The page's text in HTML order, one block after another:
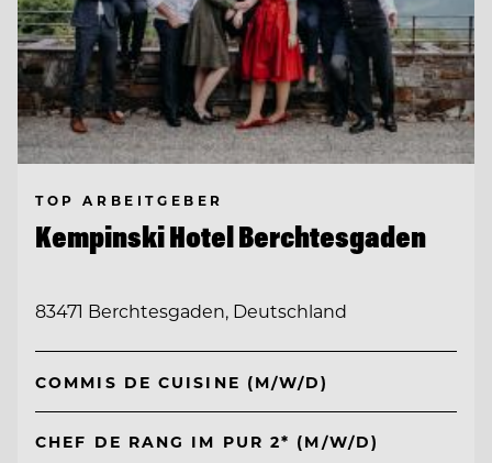
TOP ARBEITGEBER
Kempinski Hotel Berchtesgaden
83471 Berchtesgaden, Deutschland
COMMIS DE CUISINE (M/W/D)
CHEF DE RANG IM PUR 2* (M/W/D)